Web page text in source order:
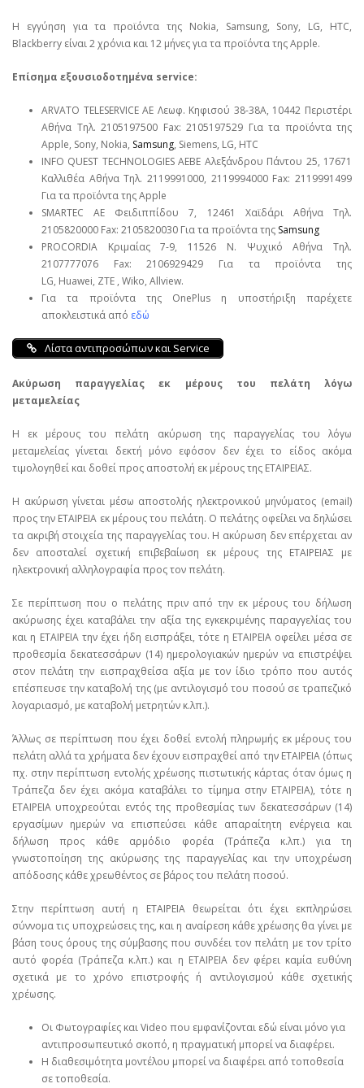
Η εγγύηση για τα προϊόντα της Nokia, Samsung, Sony, LG, HTC,
Blackberry είναι 2 χρόνια και 12 μήνες για τα προϊόντα της Apple.
Επίσημα εξουσιοδοτημένα service:
ARVATO TELESERVICE ΑΕ Λεωφ. Κηφισού 38-38Α, 10442 Περιστέρι
Αθήνα Τηλ. 2105197500 Fax: 2105197529 Για τα προϊόντα της
Apple, Sony, Nokia, Samsung, Siemens, LG, HTC
INFO QUEST TECHNOLOGIES ΑΕΒΕ Αλεξάνδρου Πάντου 25, 17671
Καλλιθέα Αθήνα Τηλ. 2119991000, 2119994000 Fax: 2119991499
Για τα προϊόντα της Apple
SMARTEC ΑΕ Φειδιππίδου 7, 12461 Χαϊδάρι Αθήνα Τηλ.
2105820000 Fax: 2105820030 Για τα προϊόντα της Samsung
PROCORDIA Κριμαίας 7-9, 11526 Ν. Ψυχικό Αθήνα Τηλ.
2107777076 Fax: 2106929429 Για τα προϊόντα της
LG, Huawei, ΖΤΕ , Wiko, Allview.
Για τα προϊόντα της OnePlus η υποστήριξη παρέχετε
αποκλειστικά από εδώ
Λίστα αντιπροσώπων και Service
Ακύρωση παραγγελίας εκ μέρους του πελάτη λόγω
μεταμελείας
Η εκ μέρους του πελάτη ακύρωση της παραγγελίας του λόγω
μεταμελείας γίνεται δεκτή μόνο εφόσον δεν έχει το είδος ακόμα
τιμολογηθεί και δοθεί προς αποστολή εκ μέρους της ΕΤΑΙΡΕΙΑΣ.
Η ακύρωση γίνεται μέσω αποστολής ηλεκτρονικού μηνύματος (email)
προς την ΕΤΑΙΡΕΙΑ εκ μέρους του πελάτη. Ο πελάτης οφείλει να δηλώσει
τα ακριβή στοιχεία της παραγγελίας του. Η ακύρωση δεν επέρχεται αν
δεν αποσταλεί σχετική επιβεβαίωση εκ μέρους της ΕΤΑΙΡΕΙΑΣ με
ηλεκτρονική αλληλογραφία προς τον πελάτη.
Σε περίπτωση που ο πελάτης πριν από την εκ μέρους του δήλωση
ακύρωσης έχει καταβάλει την αξία της εγκεκριμένης παραγγελίας του
και η ΕΤΑΙΡΕΙΑ την έχει ήδη εισπράξει, τότε η ΕΤΑΙΡΕΙΑ οφείλει μέσα σε
προθεσμία δεκατεσσάρων (14) ημερολογιακών ημερών να επιστρέψει
στον πελάτη την εισπραχθείσα αξία με τον ίδιο τρόπο που αυτός
επέσπευσε την καταβολή της (με αντιλογισμό του ποσού σε τραπεζικό
λογαριασμό, με καταβολή μετρητών κ.λπ.).
Άλλως σε περίπτωση που έχει δοθεί εντολή πληρωμής εκ μέρους του
πελάτη αλλά τα χρήματα δεν έχουν εισπραχθεί από την ΕΤΑΙΡΕΙΑ (όπως
πχ. στην περίπτωση εντολής χρέωσης πιστωτικής κάρτας όταν όμως η
Τράπεζα δεν έχει ακόμα καταβάλει το τίμημα στην ΕΤΑΙΡΕΙΑ), τότε η
ΕΤΑΙΡΕΙΑ υποχρεούται εντός της προθεσμίας των δεκατεσσάρων (14)
εργασίμων ημερών να επισπεύσει κάθε απαραίτητη ενέργεια και
δήλωση προς κάθε αρμόδιο φορέα (Τράπεζα κ.λπ.) για τη
γνωστοποίηση της ακύρωσης της παραγγελίας και την υποχρέωση
απόδοσης κάθε χρεωθέντος σε βάρος του πελάτη ποσού.
Στην περίπτωση αυτή η ΕΤΑΙΡΕΙΑ θεωρείται ότι έχει εκπληρώσει
σύννομα τις υποχρεώσεις της, και η αναίρεση κάθε χρέωσης θα γίνει με
βάση τους όρους της σύμβασης που συνδέει τον πελάτη με τον τρίτο
αυτό φορέα (Τράπεζα κ.λπ.) και η ΕΤΑΙΡΕΙΑ δεν φέρει καμία ευθύνη
σχετικά με το χρόνο επιστροφής ή αντιλογισμού κάθε σχετικής
χρέωσης.
Οι Φωτογραφίες και Video που εμφανίζονται εδώ είναι μόνο για
αντιπροσωπευτικό σκοπό, η πραγματική μπορεί να διαφέρει.
Η διαθεσιμότητα μοντέλου μπορεί να διαφέρει από τοποθεσία
σε τοποθεσία.